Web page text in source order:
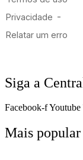
Siga a
Facebook-fYoutube
Mais popular